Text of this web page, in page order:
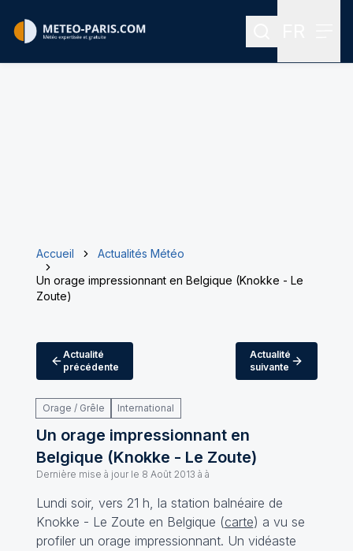
Rechercher
Accueil
Actualités Météo
Un orage impressionnant en Belgique (Knokke - Le
Zoute)
Actualité
précédente
Actualité
suivante
Orage / Grêle International
Un orage impressionnant en
Belgique (Knokke - Le Zoute)
Dernière mise à jour le 8 Août 2013 à à
Lundi soir, vers 21 h, la station balnéaire de
Knokke - Le Zoute en Belgique (carte) a vu se
profiler un orage impressionnant. Un vidéaste